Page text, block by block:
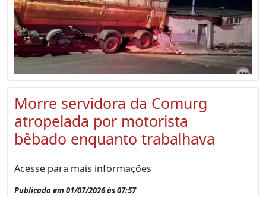
Morre servidora da Comurg
atropelada por motorista
bêbado enquanto trabalhava
Acesse para mais informações
Publicado em 01/07/2026 às 07:57